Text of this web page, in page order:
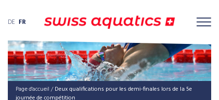
DE FR
Page d'accueil / Deux qualifications pour les demi-finales lors de la 5e
journée de compétition